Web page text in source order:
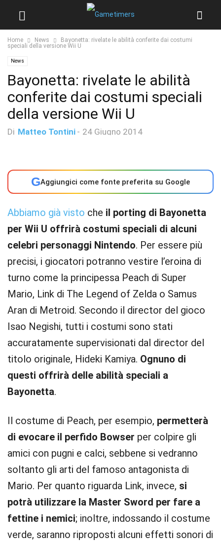
Home News
Bayonetta: rivelate le abilità conferite dai costumi
speciali della versione Wii U
News
Bayonetta: rivelate le abilità
conferite dai costumi speciali
della versione Wii U
Di Matteo Tontini - 24 Giugno 2014
GAggiungici come fonte preferita su Google
Abbiamo già visto che il porting di Bayonetta
per Wii U offrirà costumi speciali di alcuni
celebri personaggi Nintendo. Per essere più
precisi, i giocatori potranno vestire l’eroina di
turno come la principessa Peach di Super
Mario, Link di The Legend of Zelda o Samus
Aran di Metroid. Secondo il director del gioco
Isao Negishi, tutti i costumi sono stati
accuratamente supervisionati dal director del
titolo originale, Hideki Kamiya. Ognuno di
questi offrirà delle abilità speciali a
Bayonetta.
Il costume di Peach, per esempio, permetterà
di evocare il perfido Bowser per colpire gli
amici con pugni e calci, sebbene si vedranno
soltanto gli arti del famoso antagonista di
Mario. Per quanto riguarda Link, invece, si
potrà utilizzare la Master Sword per fare a
fettine i nemici; inoltre, indossando il costume
verde, saranno riproposti alcuni effetti sonori di